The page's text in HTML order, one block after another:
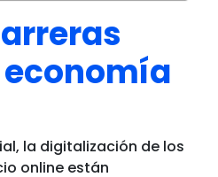
la digitalización de los
online están